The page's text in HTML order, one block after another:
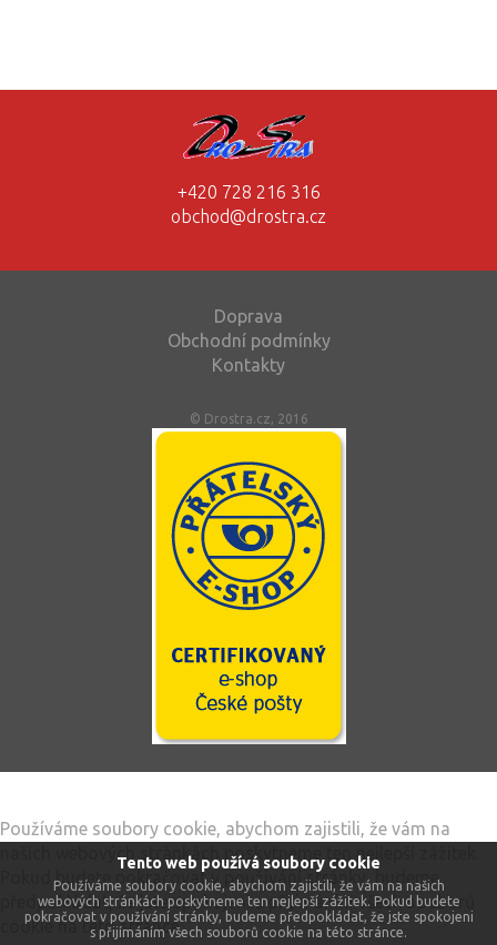
Tento web používá soubory cookie
Používáme soubory cookie, abychom zajistili, že vám na našich
webových stránkách poskytneme ten nejlepší zážitek. Pokud budete
pokračovat v používání stránky, budeme předpokládat, že jste spokojeni
s přijímáním všech souborů cookie na této stránce.
+420 728 216 316
obchod@drostra.cz
Doprava
Obchodní podmínky
Kontakty
© Drostra.cz, 2016
Používáme soubory cookie, abychom zajistili, že vám na
našich webových stránkách poskytneme ten nejlepší zážitek.
Pokud budete pokračovat v používání stránky, budeme
předpokládat, že jste spokojeni s přijímáním všech souborů
cookie na této stránce.